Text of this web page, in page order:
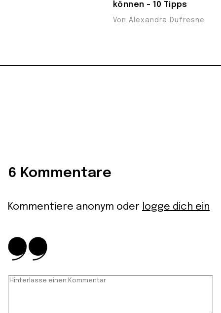
können – 10 Tipps
Von Alexandra Dufresne
6 Kommentare
Kommentiere anonym oder logge dich ein